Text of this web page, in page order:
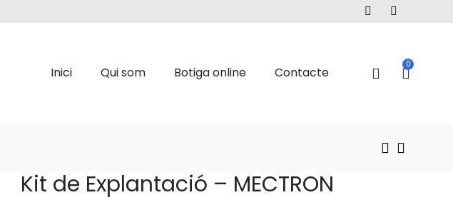
Inici Qui som Botiga online Contacte
0
Kit de Explantació – MECTRON